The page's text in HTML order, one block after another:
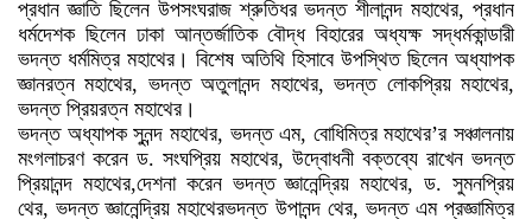
প্রধান জ্ঞাতি ছিলেন উপসংঘরাজ শ্রুতিধর ভদন্ত শীলানন্দ মহাথের, প্রধান
ধর্মদেশক ছিলেন ঢাকা আন্তর্জাতিক বৌদ্ধ বিহারের অধ্যক্ষ সদ্ধর্মকান্ডারী
ভদন্ত ধর্মমিত্র মহাথের। বিশেষ অতিথি হিসাবে উপস্থিত ছিলেন অধ্যাপক
জ্ঞানরত্ন মহাথের, ভদন্ত অতুলানন্দ মহাথের, ভদন্ত লোকপ্রিয় মহাথের,
ভদন্ত প্রিয়রত্ন মহাথের।
ভদন্ত অধ্যাপক সুনন্দ মহাথের, ভদন্ত এম, বোধিমিত্র মহাথের’র সঞ্চালনায়
মংগলাচরণ করেন ড. সংঘপ্রিয় মহাথের, উদ্বোধনী বক্তব্যে রাখেন ভদন্ত
প্রিয়ানন্দ মহাথের,দেশনা করেন ভদন্ত জ্ঞানেন্দ্রিয় মহাথের, ড. সুমনপ্রিয়
থের, ভদন্ত জ্ঞানেন্দ্রিয় মহাথেরভদন্ত উপানন্দ থের, ভদন্ত এম প্রজ্ঞামিত্র